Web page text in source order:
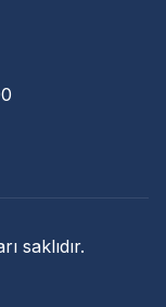
saklıdır.